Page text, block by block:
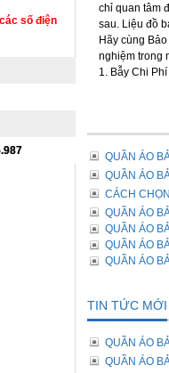
chỉ quan tâm
sau. Liệu đồ
Hãy cùng
nghiệm trong
1. Bẫy Chi
QUẦN ÁO
QUẦN ÁO
CÁCH
QUẦN ÁO
QUẦN ÁO
QUẦN ÁO
QUẦN ÁO
TIN TỨC MỚI
QUẦN ÁO
QUẦN ÁO
số điện